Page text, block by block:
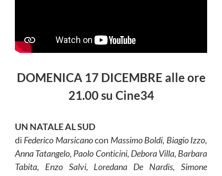
DOMENICA 17 DICEMBRE alle ore
21.00 su Cine34
UN NATALE AL SUD
di Federico Marsicanocon Massimo Boldi, Biagio Izzo,
Anna Tatangelo, Paolo Conticini, Debora Villa, Barbara
Tabita, Enzo Salvi, Loredana De Nardis, Simone